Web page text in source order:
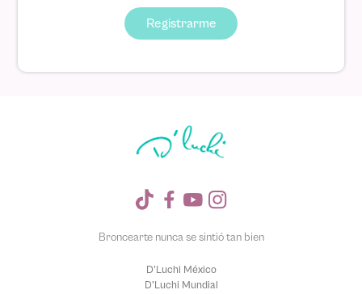
Registrarme
Broncearte nunca se sintió tan bien
D'Luchi México
D'Luchi Mundial